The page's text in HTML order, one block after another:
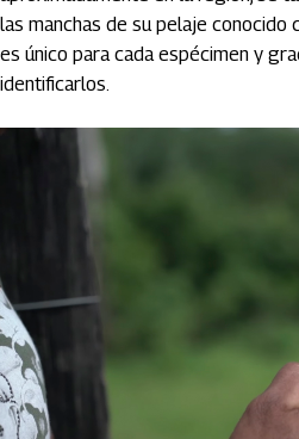
las manchas de su pelaje conocido
es único para cada espécimen y
identificarlos.